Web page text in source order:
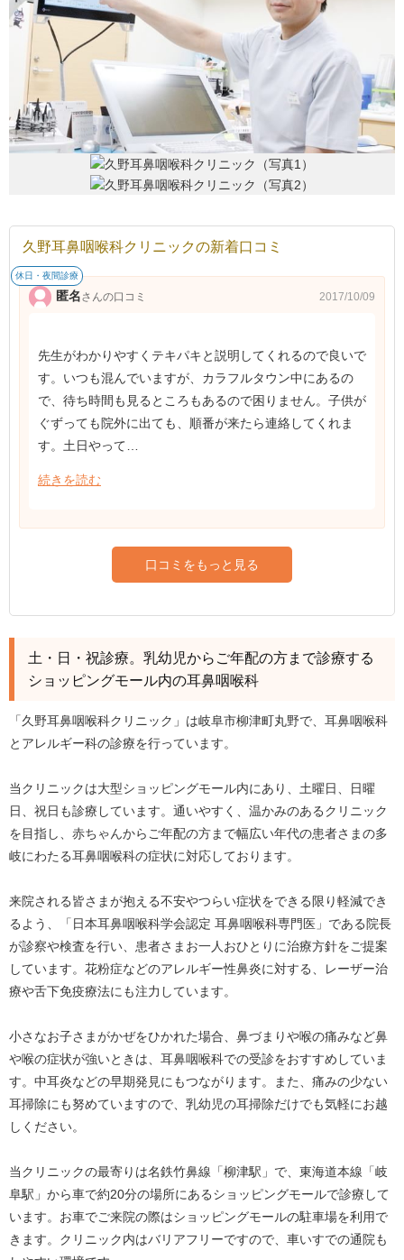
久野耳鼻咽喉科クリニックの新着口コミ
匿名さんの口コミ 2017/10/09
休日・夜間診療
先生がわかりやすくテキパキと説明してくれるので良いで
す。いつも混んでいますが、カラフルタウン中にあるの
で、待ち時間も見るところもあるので困りません。子供が
ぐずっても院外に出ても、順番が来たら連絡してくれま
す。土日やって…
続きを読む
口コミをもっと見る
土・日・祝診療。乳幼児からご年配の方まで診療する
ショッピングモール内の耳鼻咽喉科
「久野耳鼻咽喉科クリニック」は岐阜市柳津町丸野で、耳鼻咽喉科
とアレルギー科の診療を行っています。
当クリニックは大型ショッピングモール内にあり、土曜日、日曜
日、祝日も診療しています。通いやすく、温かみのあるクリニック
を目指し、赤ちゃんからご年配の方まで幅広い年代の患者さまの多
岐にわたる耳鼻咽喉科の症状に対応しております。
来院される皆さまが抱える不安やつらい症状をできる限り軽減でき
るよう、「日本耳鼻咽喉科学会認定 耳鼻咽喉科専門医」である院長
が診察や検査を行い、患者さまお一人おひとりに治療方針をご提案
しています。花粉症などのアレルギー性鼻炎に対する、レーザー治
療や舌下免疫療法にも注力しています。
小さなお子さまがかぜをひかれた場合、鼻づまりや喉の痛みなど鼻
や喉の症状が強いときは、耳鼻咽喉科での受診をおすすめしていま
す。中耳炎などの早期発見にもつながります。また、痛みの少ない
耳掃除にも努めていますので、乳幼児の耳掃除だけでも気軽にお越
しください。
当クリニックの最寄りは名鉄竹鼻線「柳津駅」で、東海道本線「岐
阜駅」から車で約20分の場所にあるショッピングモールで診療して
います。お車でご来院の際はショッピングモールの駐車場を利用で
きます。クリニック内はバリアフリーですので、車いすでの通院も